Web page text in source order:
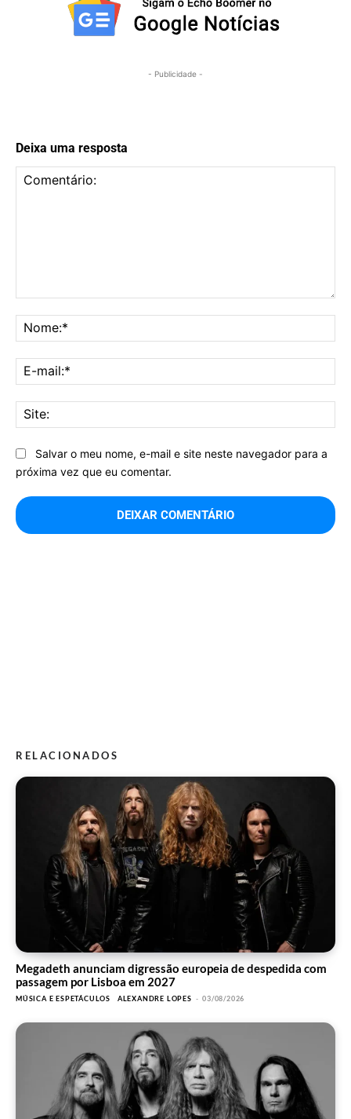
- Publicidade -
Deixa uma resposta
Salvar o meu nome, e-mail e site neste navegador para a
próxima vez que eu comentar.
RELACIONADOS
Megadeth anunciam digressão europeia de despedida com
passagem por Lisboa em 2027
MÚSICA E ESPETÁCULOS ALEXANDRE LOPES - 03/08/2026